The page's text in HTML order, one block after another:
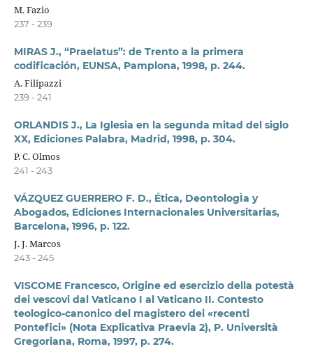
M. Fazio
237 - 239
MIRAS J., “Praelatus”: de Trento a la primera
codificación, EUNSA, Pamplona, 1998, p. 244.
A. Filipazzi
239 - 241
ORLANDIS J., La Iglesia en la segunda mitad del siglo
XX, Ediciones Palabra, Madrid, 1998, p. 304.
P. C. Olmos
241 - 243
VÁZQUEZ GUERRERO F. D., Ética, DeontologÌa y
Abogados, Ediciones Internacionales Universitarias,
Barcelona, 1996, p. 122.
J. J. Marcos
243 - 245
VISCOME Francesco, Origine ed esercizio della potestà
dei vescovi dal Vaticano I al Vaticano II. Contesto
teologico-canonico del magistero dei «recenti
Pontefici» (Nota Explicativa Praevia 2), P. Università
Gregoriana, Roma, 1997, p. 274.